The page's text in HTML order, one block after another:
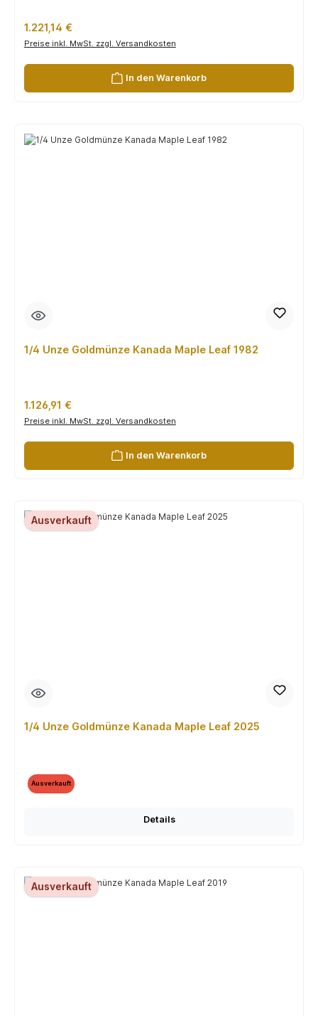
Regulärer Preis:
1.221,14 €
Preise inkl. MwSt. zzgl. Versandkosten
In den Warenkorb
1/4 Unze Goldmünze Kanada Maple Leaf 1982
Regulärer Preis:
1.126,91 €
Preise inkl. MwSt. zzgl. Versandkosten
In den Warenkorb
Ausverkauft
1/4 Unze Goldmünze Kanada Maple Leaf 2025
Ausverkauft
Details
Ausverkauft